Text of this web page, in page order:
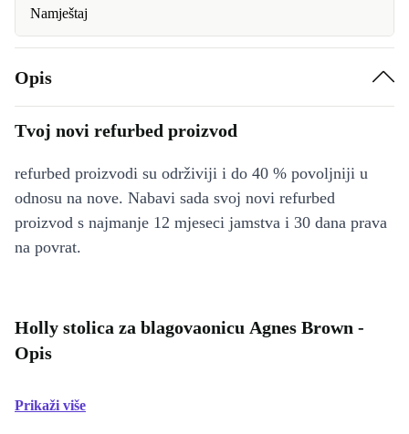
Namještaj
Opis
Tvoj novi refurbed proizvod
refurbed proizvodi su održiviji i do 40 % povoljniji u
odnosu na nove. Nabavi sada svoj novi refurbed
proizvod s najmanje 12 mjeseci jamstva i 30 dana prava
na povrat.
Holly stolica za blagovaonicu Agnes Brown -
Opis
Prikaži više